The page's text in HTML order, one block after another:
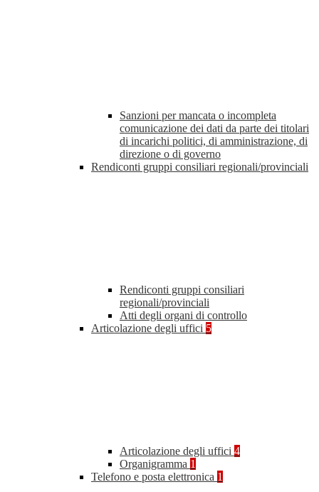
Sanzioni per mancata o incompleta
comunicazione dei dati da parte dei titolari
di incarichi politici, di amministrazione, di
direzione o di governo
Rendiconti gruppi consiliari regionali/provinciali
Rendiconti gruppi consiliari
regionali/provinciali
Atti degli organi di controllo
Articolazione degli uffici 5
Articolazione degli uffici 4
Organigramma 1
Telefono e posta elettronica 1